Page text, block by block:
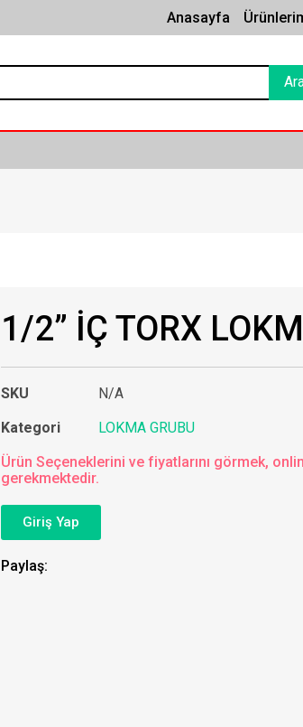
Anasayfa
1/2” İÇ TORX
SKU
N/A
Kategori
LOKMA GRUBU
Ürün Seçeneklerini ve fiyatlarını görmek,
gerekmektedir.
Giriş Yap
Paylaş: